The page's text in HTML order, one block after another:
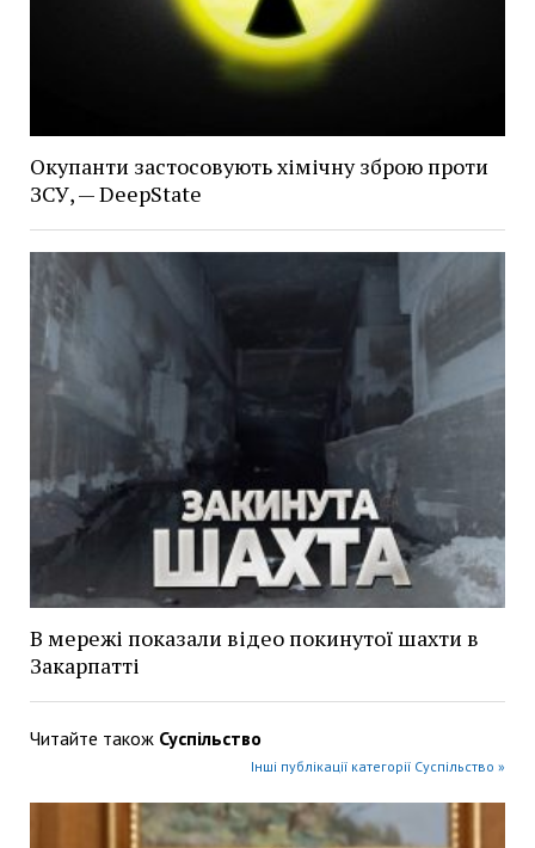
Окупанти застосовують хімічну зброю проти
ЗСУ, — DeepState
В мережі показали відео покинутої шахти в
Закарпатті
Читайте також Суспільство
Інші публікації категорії Суспільство »